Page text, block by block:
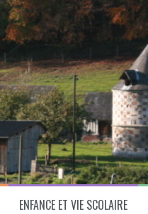
ENFANCE ET VIE SCOLAIRE